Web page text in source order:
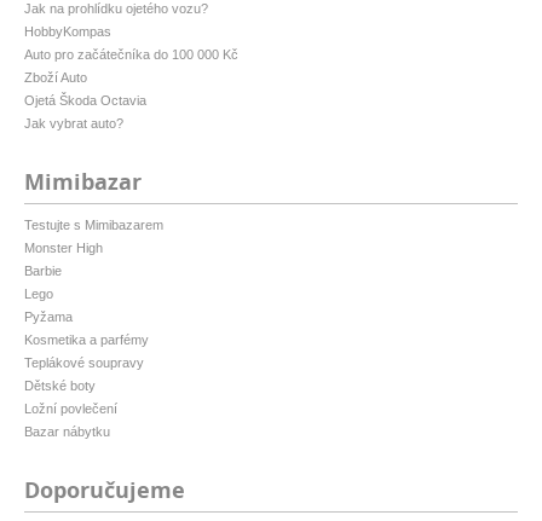
Jak na prohlídku ojetého vozu?
HobbyKompas
Auto pro začátečníka do 100 000 Kč
Zboží Auto
Ojetá Škoda Octavia
Jak vybrat auto?
Mimibazar
Testujte s Mimibazarem
Monster High
Barbie
Lego
Pyžama
Kosmetika a parfémy
Teplákové soupravy
Dětské boty
Ložní povlečení
Bazar nábytku
Doporučujeme